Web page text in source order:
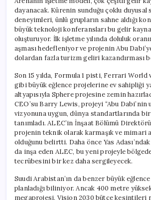
dayanacak. Kürenin sunduğu çoklu duyusal
deneyimleri, ünlü grupların sahne aldığı
büyük teknoloji konferansları bu gelir
oluşturuyor. İlk işletme yılında doluluk
aşması hedefleniyor ve projenin Abu
dolardan fazla turizm geliri kazandırması
Son 15 yılda, Formula 1 pisti, Ferrari World
gibi büyük eğlence projelerine ev sahipliği
altyapısıyla Sphere projesine zemin
CEO’su Barry Lewis, projeyi “Abu Dabi’nin
vizyonuna uygun, dünya standartlarında
tanımladı. ALEC’in İnşaat Bölümü
projenin teknik olarak karmaşık ve mimari
olduğunu belirtti. Daha önce Yas
da inşa eden ALEC, bu yeni projeyle
tecrübesini bir kez daha sergileyecek.
Suudi Arabistan’ın da benzer büyük
planladığı biliniyor. Ancak 400 metre
megaprojesi, Vision 2030 bütçe kesintileri